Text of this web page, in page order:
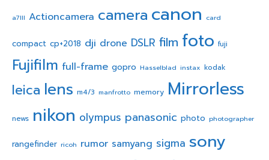
a7III Actioncamera camera canon card
compact cp+2018 dji drone DSLR film foto fuji
Fujifilm full-frame gopro Hasselblad instax kodak
leica lens m4/3 manfrotto memory Mirrorless
news nikon olympus panasonic photo photographer
rangefinder ricoh rumor samyang sigma sony